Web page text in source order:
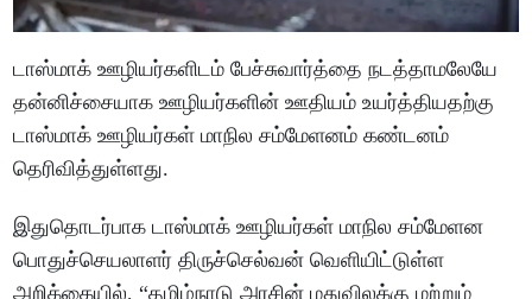
டாஸ்மாக் ஊழியர்களிடம் பேச்சுவார்த்தை நடத்தாமலேயே
தன்னிச்சையாக ஊழியர்களின் ஊதியம் உயர்த்தியதற்கு
டாஸ்மாக் ஊழியர்கள் மாநில சம்மேளனம் கண்டனம்
தெரிவித்துள்ளது.
இதுதொடர்பாக டாஸ்மாக் ஊழியர்கள் மாநில சம்மேளன
பொதுச்செயலாளர் திருச்செல்வன் வெளியிட்டுள்ள
அறிக்கையில், “தமிழ்நாடு அரசின் மதுவிலக்கு மற்றும்